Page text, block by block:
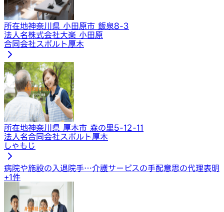
所在地神奈川県 小田原市 飯泉8-3
法人名株式会社大楽 小田原
合同会社スポルト厚木
所在地神奈川県 厚木市 森の里5-12-11
法人名合同会社スポルト厚木
しゃもじ
病院や施設の入退院手…介護サービスの手配意思の代理表明
+1件